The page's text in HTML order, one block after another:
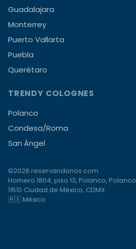
Guadalajara
Monterrey
Puerto Vallarta
Puebla
Querétaro
TRENDY COLOGNES
Polanco
Condesa/Roma
San Ángel
©2026 reservandonos.com
Homero 1804, piso 13, Polanco,
11510 Ciudad de México, CDMX
🇲🇽 México